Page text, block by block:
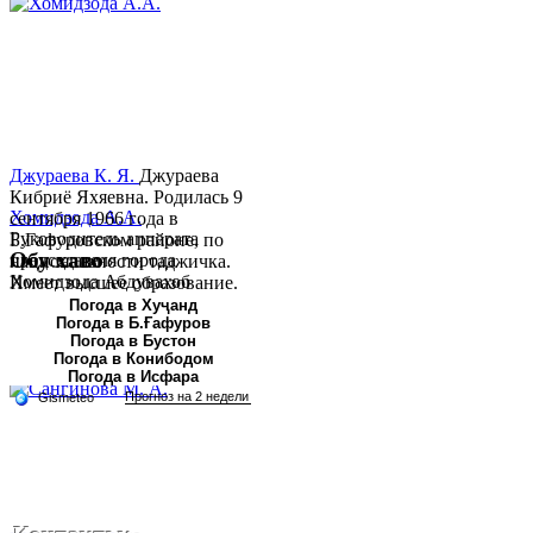
Хомидзода А.А.
Руководитель аппарата
председателя города
Хомидзода Абдувахоб
Абдумаджид родился 8
июня 1978 года в городе
Худжанде. По
национальности...
Джураева К. Я. Джураева
Кибриё Яхяевна. Родилась 9
сентября 1966 года в
Б.Гафуровском районе, по
национальности таджичка.
Имеет высшее образование.
В 1997 ...
Обу хаво
Погода в Хуҷанд
Погода в Б.Ғафуров
Погода в Бустон
Погода в Конибодом
Погода в Исфара